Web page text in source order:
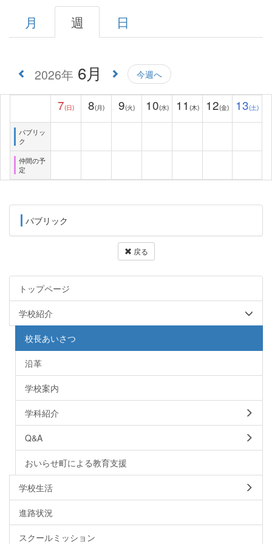
月 週 日
2026年 6月 今週へ
7(日) 8(月) 9(火) 10(水) 11 (木) 12(金) 13(土)
パブリッ
ク
仲間の予
定
パブリック
戻る
トップページ
学校紹介
校長あいさつ
沿革
学校案内
学科紹介
Q&A
おいらせ町による教育支援
学校生活
進路状況
スクールミッション